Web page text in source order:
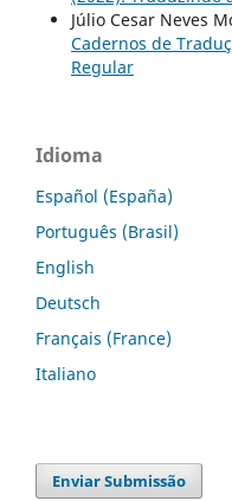
Júlio Cesar Neves
Cadernos de
Regular
Idioma
Español (España)
Português (Brasil)
English
Deutsch
Français (France)
Italiano
Enviar Submissão